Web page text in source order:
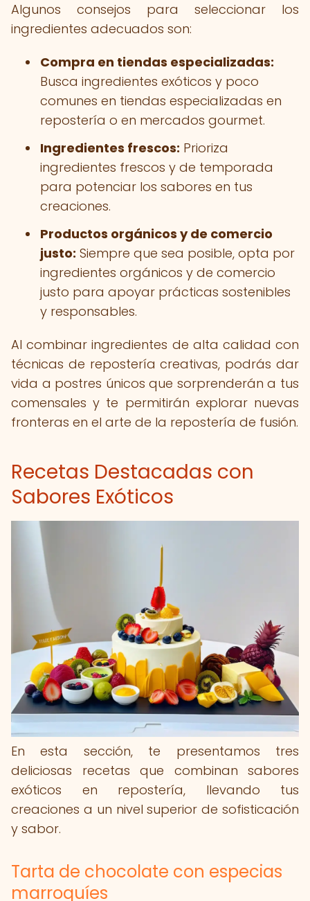
Algunos consejos para seleccionar los
ingredientes adecuados son:
Compra en tiendas especializadas:
Busca ingredientes exóticos y poco
comunes en tiendas especializadas en
repostería o en mercados gourmet.
Ingredientes frescos: Prioriza
ingredientes frescos y de temporada
para potenciar los sabores en tus
creaciones.
Productos orgánicos y de comercio
justo: Siempre que sea posible, opta por
ingredientes orgánicos y de comercio
justo para apoyar prácticas sostenibles
y responsables.
Al combinar ingredientes de alta calidad con
técnicas de repostería creativas, podrás dar
vida a postres únicos que sorprenderán a tus
comensales y te permitirán explorar nuevas
fronteras en el arte de la repostería de fusión.
Recetas Destacadas con
Sabores Exóticos
En esta sección, te presentamos tres
deliciosas recetas que combinan sabores
exóticos en repostería, llevando tus
creaciones a un nivel superior de sofisticación
y sabor.
Tarta de chocolate con especias
marroquíes